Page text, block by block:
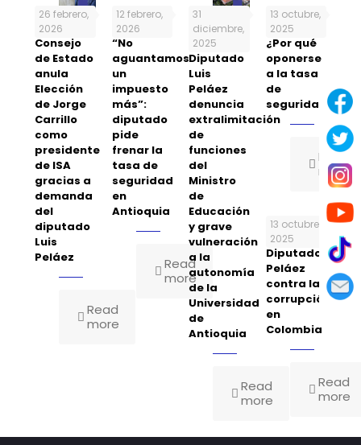
26 febrero,
2026
Consejo
de Estado
anula
Elección
de Jorge
Carrillo
como
presidente
de ISA
gracias a
demanda
del
diputado
Luis
Peláez
Read
more
12 febrero,
2026
“No
aguantamos
un
impuesto
más”:
diputado
pide
frenar la
tasa de
seguridad
en
Antioquia
Read
more
31
diciembre,
2025
El
Diputado
Luis
Peláez
denuncia
extralimitación
de
funciones
del
Ministro
de
Educación
y grave
vulneración
a la
autonomía
de la
Universidad
de
Antioquia
Read
more
13 octubre,
2025
¿Por qué
oponerse
a la tasa
de
seguridad?
Read
more
13 octubre,
2025
Diputado
Peláez
contra la
corrupción
en
Colombia
Read
more